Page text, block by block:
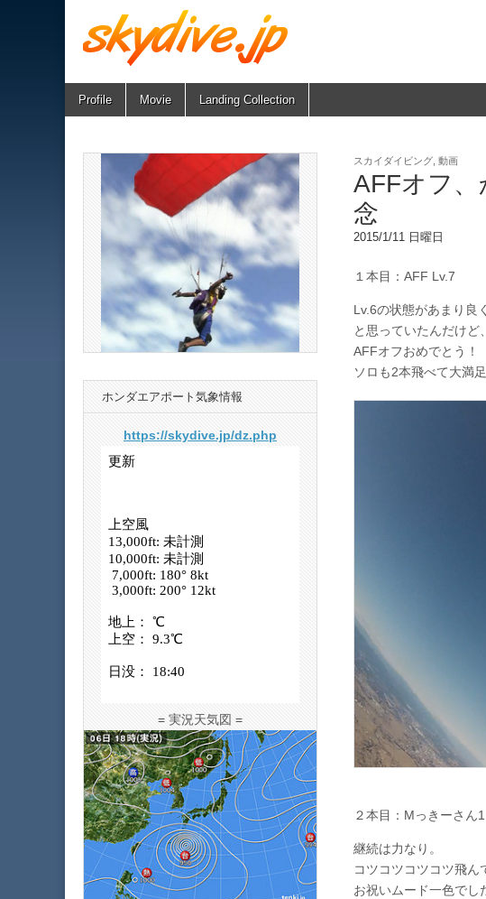
skydive.jp
Main
menu
Skip
Profile Movie Landing Collection
スカイダイビング 動画
AFFオフ
念
2015/1/11 日曜日
１本目：AFF Lv.7
Lv.6の状態があまり良
と思っていたんだけど
AFFオフおめでとう！
ソロも2本飛べて大満
２本目：Mっきーさん
継続は力なり。
コツコツコツコツ飛ん
お祝いムード一色でし
ホンダエアポート気象情報
https://skydive.jp/dz.php
= 実況天気図 =